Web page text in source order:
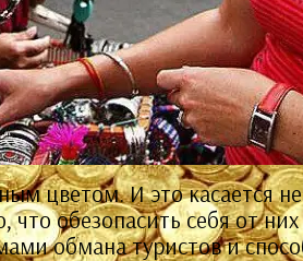
цветом. И это касается
обезопасить себя от
обмана туристов и